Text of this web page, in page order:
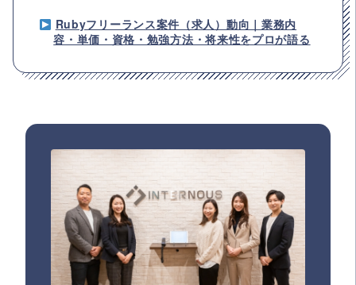
Rubyフリーランス案件（求人）動向｜業務内
容・単価・資格・勉強方法・将来性をプロが語る